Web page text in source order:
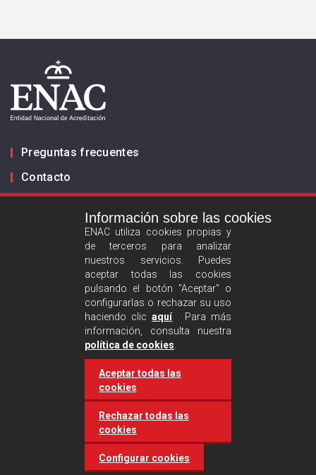
Preguntas frecuentes
Contacto
Política de privacidad
Política de cookies
Información sobre las cookies
ENAC utiliza cookies propias y
de terceros para analizar
nuestros servicios. Puedes
aceptar todas las cookies
pulsando el botón "Aceptar" o
configurarlas o rechazar su uso
haciendo clicaquí. Para más
información, consulta nuestra
política de cookies
Aceptar todas las
cookies
Rechazar todas las
cookies
Configurar cookies